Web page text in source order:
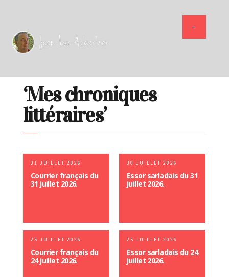
‘Mes chroniques
littéraires’
31 JUILLET 2026
Courrier français du
31 juillet 2026.
30 JUILLET 2026
Essor sarladais du 31
juillet 2026.
25 JUILLET 2026
Courrier français du
24 juillet 2026.
25 JUILLET 2026
Essor sarladais du 24
juillet 2026.